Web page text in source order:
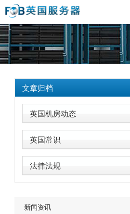
文章归档
英国机房动态
英国常识
法律法规
新闻资讯